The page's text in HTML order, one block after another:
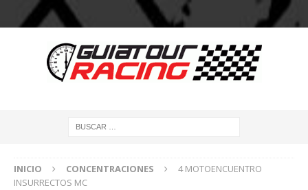
INICIO CONCENTRACIONES
4 MOTOENCUENTRO
INSURRECTOS MC